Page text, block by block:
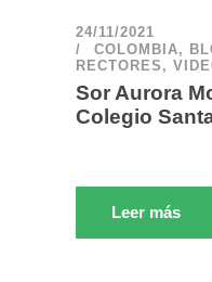
24/11/2021
COLOMBIA,
RECTORES ,
Sor Aurora
Colegio
Leer más